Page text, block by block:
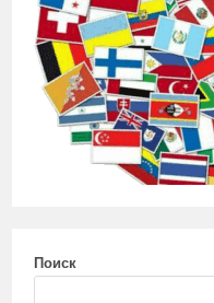
Поиск